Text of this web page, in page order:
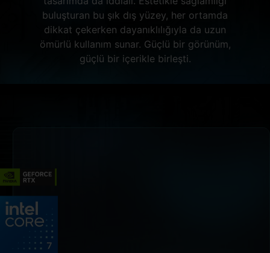
buluşturan bu şık dış yüzey, her ortamda
dikkat çekerken dayanıklılığıyla da uzun
ömürlü kullanım sunar. Güçlü bir görünüm,
güçlü bir içerikle birleşti.